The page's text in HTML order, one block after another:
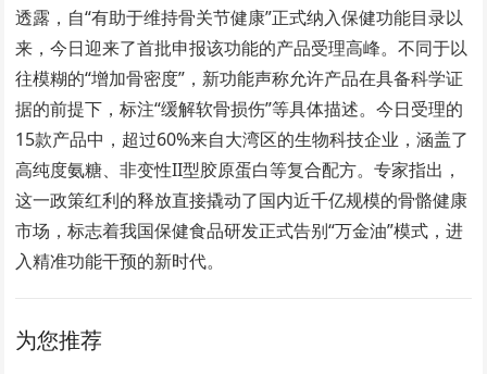
透露，自“有助于维持骨关节健康”正式纳入保健功能目录以
来，今日迎来了首批申报该功能的产品受理高峰。不同于以
往模糊的“增加骨密度”，新功能声称允许产品在具备科学证
据的前提下，标注“缓解软骨损伤”等具体描述。今日受理的
15款产品中，超过60%来自大湾区的生物科技企业，涵盖了
高纯度氨糖、非变性II型胶原蛋白等复合配方。专家指出，
这一政策红利的释放直接撬动了国内近千亿规模的骨骼健康
市场，标志着我国保健食品研发正式告别“万金油”模式，进
入精准功能干预的新时代。
为您推荐